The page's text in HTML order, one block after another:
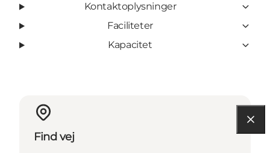
Kontaktoplysninger
Faciliteter
Kapacitet
Find vej